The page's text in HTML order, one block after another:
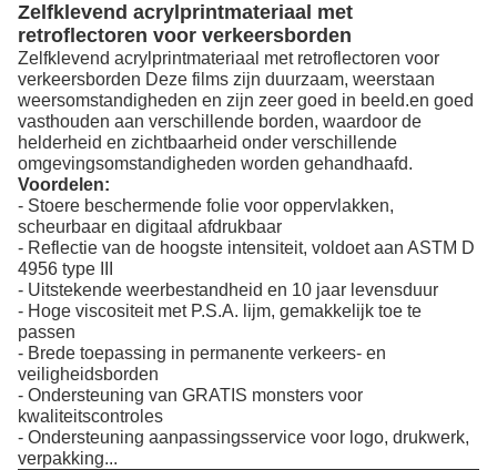
Zelfklevend acrylprintmateriaal met
retroflectoren voor verkeersborden
Zelfklevend acrylprintmateriaal met retroflectoren voor
verkeersborden Deze films zijn duurzaam, weerstaan
weersomstandigheden en zijn zeer goed in beeld.en goed
vasthouden aan verschillende borden, waardoor de
helderheid en zichtbaarheid onder verschillende
omgevingsomstandigheden worden gehandhaafd.
Voordelen:
- Stoere beschermende folie voor oppervlakken,
scheurbaar en digitaal afdrukbaar
- Reflectie van de hoogste intensiteit, voldoet aan ASTM D
4956 type III
- Uitstekende weerbestandheid en 10 jaar levensduur
- Hoge viscositeit met P.S.A. lijm, gemakkelijk toe te
passen
- Brede toepassing in permanente verkeers- en
veiligheidsborden
- Ondersteuning van GRATIS monsters voor
kwaliteitscontroles
- Ondersteuning aanpassingsservice voor logo, drukwerk,
verpakking...